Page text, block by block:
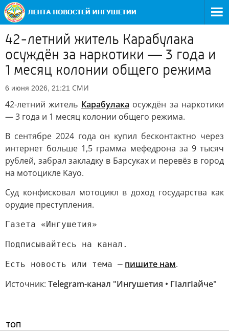
42-летний житель Карабулака
осуждён за наркотики — 3 года и
1 месяц колонии общего режима
6 июня 2026, 21:21 СМИ
42-летний житель Карабулака осуждён за наркотики
— 3 года и 1 месяц колонии общего режима.
В сентябре 2024 года он купил бесконтактно через
интернет больше 1,5 грамма мефедрона за 9 тысяч
рублей, забрал закладку в Барсуках и перевёз в город
на мотоцикле Kayo.
Суд конфисковал мотоцикл в доход государства как
орудие преступления.
Газета «Ингушетия»
Подписывайтесь на канал.
Есть новость или тема — пишите нам.
Источник: Telegram-канал "Ингушетия • ГIалгIайче"
ТОП